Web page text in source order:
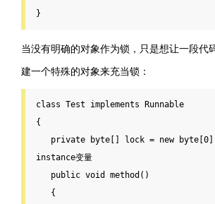
}
当没有明确的对象作为锁，只是想让一段代
建一个特殊的对象来充当锁：
class Test implements
Runnable
{
private
byte [] lock = new byte 0
instance变量
public void
method()